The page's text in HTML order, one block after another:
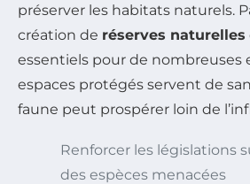
préserver les habitats naturels.
création de réserves naturelles
essentiels pour de nombreuses
espaces protégés servent de
faune peut prospérer loin de
Renforcer les législations
des espèces menacées